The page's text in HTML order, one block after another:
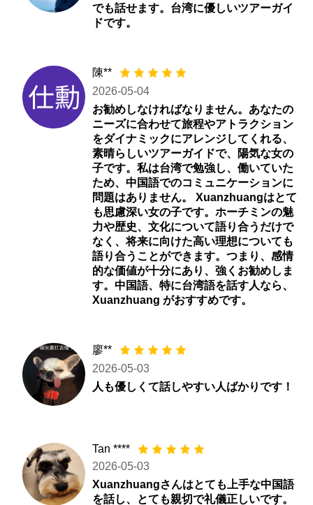
でも話せます。台湾に優しいツアーガイ
ドです。
陳**
2026-05-04
お勧めしなければなりません。あなたの
ニーズに合わせて旅程やアトラクション
をダイナミックにアレンジしてくれる、
素晴らしいツアーガイドで、陽気な女の
子です。私は台湾で勉強し、働いていた
ため、中国語でのコミュニケーションに
問題はありません。 Xuanzhuangはとて
も思慮深い女の子です。ホーチミンの魅
力や歴史、文化について語り合うだけで
なく、将来に向けた高い理想についても
語り合うことができます。つまり、感情
的な価値が十分にあり、強くお勧めしま
す。中国語、特に台湾語を話す人なら、
Xuanzhuang がおすすめです。
廖**
2026-05-03
人も優しくて話しやすい人ばかりです！
Tan ****
2026-05-03
Xuanzhuangさんはとても上手な中国語
を話し、とても親切で礼儀正しいです。